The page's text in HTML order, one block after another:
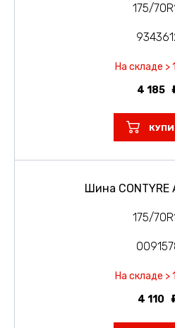
175/
На складе >
4 185
Шина CONTYRE
175/
На складе >
4 110